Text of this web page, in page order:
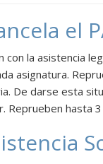
el
con la asistencia
asignatura.
De darse esta
Reprueben hasta